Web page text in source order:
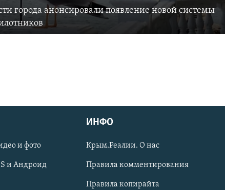
города анонсировали появление новой системы
и фото
и Андроид
ИНФО
Крым.Реалии. О нас
Правила комментирования
Правила копирайта